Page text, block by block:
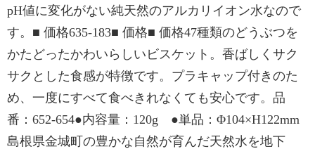
pH値に変化がない純天然のアルカリイオン水なので
す。■ 価格635-183■ 価格■ 価格47種類のどうぶつを
かたどったかわいらしいビスケット。香ばしくサク
サクとした食感が特徴です。プラキャップ付きのた
め、一度にすべて食べきれなくても安心です。品
番：652-654●内容量：120g ●単品：Φ104×H122mm
島根県金城町の豊かな自然が育んだ天然水を地下